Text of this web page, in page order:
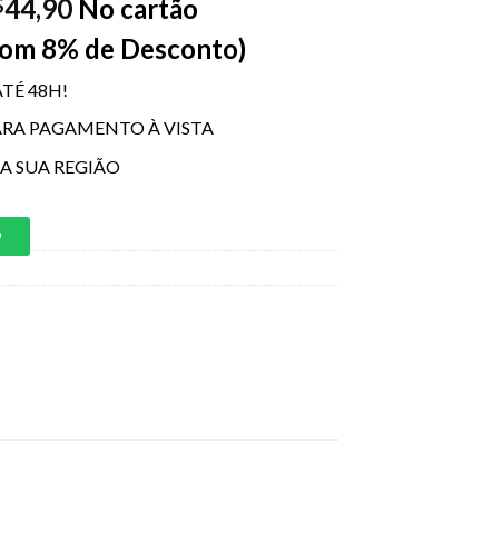
44,90 No cartão
8% de Desconto)
48H!
PAGAMENTO À VISTA
SUA REGIÃO